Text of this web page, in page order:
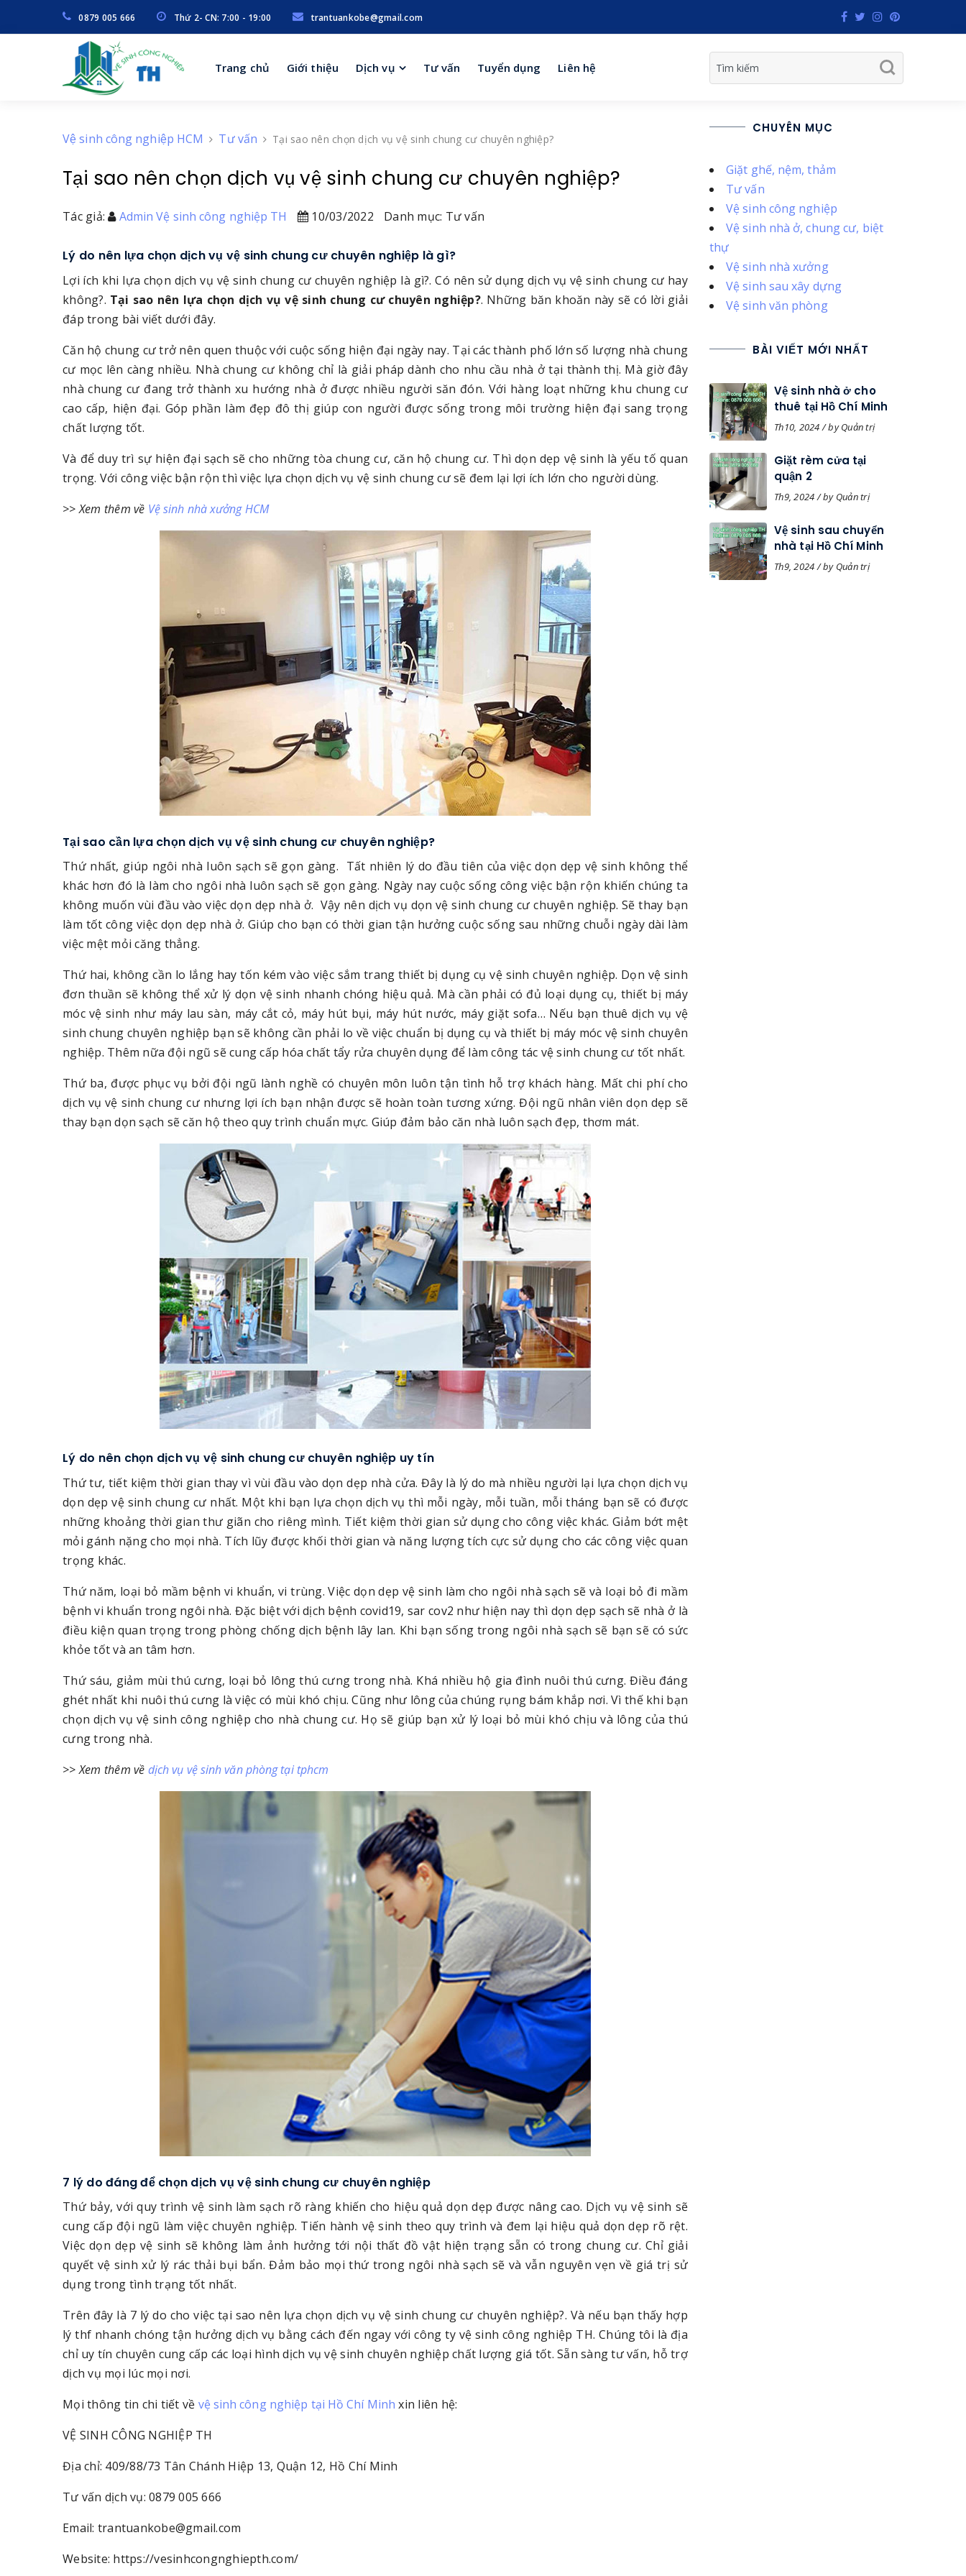
0879 005 666 Thứ 2- CN: 7:00 - 19:00 trantuankobe@gmail.com
Trang chủ Giới thiệu Dịch vụ Tư vấn Tuyển dụng Liên hệ
Vệ sinh công nghiệp HCM Tư vấn Tại sao nên chọn dịch vụ vệ sinh chung cư chuyên nghiệp?
Tại sao nên chọn dịch vụ vệ sinh chung cư chuyên nghiệp?
Tác giả: Admin Vệ sinh công nghiệp TH 10/03/2022 Danh mục: Tư vấn
Lý do nên lựa chọn dịch vụ vệ sinh chung cư chuyên nghiệp là gì?
Lợi ích khi lựa chọn dịch vụ vệ sinh chung cư chuyên nghiệp là gì?. Có nên sử dụng dịch vụ vệ sinh chung cư hay
không?. Tại sao nên lựa chọn dịch vụ vệ sinh chung cư chuyên nghiệp?. Những băn khoăn này sẽ có lời giải
đáp trong bài viết dưới đây.
Căn hộ chung cư trở nên quen thuộc với cuộc sống hiện đại ngày nay. Tại các thành phố lớn số lượng nhà chung
cư mọc lên càng nhiều. Nhà chung cư không chỉ là giải pháp dành cho nhu cầu nhà ở tại thành thị. Mà giờ đây
nhà chung cư đang trở thành xu hướng nhà ở được nhiều người săn đón. Với hàng loạt những khu chung cư
cao cấp, hiện đại. Góp phần làm đẹp đô thị giúp con người được sống trong môi trường hiện đại sang trọng
chất lượng tốt.
Và để duy trì sự hiện đại sạch sẽ cho những tòa chung cư, căn hộ chung cư. Thì dọn dẹp vệ sinh là yếu tố quan
trọng. Với công việc bận rộn thì việc lựa chọn dịch vụ vệ sinh chung cư sẽ đem lại lợi ích lớn cho người dùng.
>> Xem thêm về Vệ sinh nhà xưởng HCM
Tại sao cần lựa chọn dịch vụ vệ sinh chung cư chuyên nghiệp?
Thứ nhất, giúp ngôi nhà luôn sạch sẽ gọn gàng. Tất nhiên lý do đầu tiên của việc dọn dẹp vệ sinh không thể
khác hơn đó là làm cho ngôi nhà luôn sạch sẽ gọn gàng. Ngày nay cuộc sống công việc bận rộn khiến chúng ta
không muốn vùi đầu vào việc dọn dẹp nhà ở. Vậy nên dịch vụ dọn vệ sinh chung cư chuyên nghiệp. Sẽ thay bạn
làm tốt công việc dọn dẹp nhà ở. Giúp cho bạn có thời gian tận hưởng cuộc sống sau những chuỗi ngày dài làm
việc mệt mỏi căng thẳng.
Thứ hai, không cần lo lắng hay tốn kém vào việc sắm trang thiết bị dụng cụ vệ sinh chuyên nghiệp. Dọn vệ sinh
đơn thuần sẽ không thể xử lý dọn vệ sinh nhanh chóng hiệu quả. Mà cần phải có đủ loại dụng cụ, thiết bị máy
móc vệ sinh như máy lau sàn, máy cắt cỏ, máy hút bụi, máy hút nước, máy giặt sofa… Nếu bạn thuê dịch vụ vệ
sinh chung chuyên nghiệp bạn sẽ không cần phải lo về việc chuẩn bị dụng cụ và thiết bị máy móc vệ sinh chuyên
nghiệp. Thêm nữa đội ngũ sẽ cung cấp hóa chất tẩy rửa chuyên dụng để làm công tác vệ sinh chung cư tốt nhất.
Thứ ba, được phục vụ bởi đội ngũ lành nghề có chuyên môn luôn tận tình hỗ trợ khách hàng. Mất chi phí cho
dịch vụ vệ sinh chung cư nhưng lợi ích bạn nhận được sẽ hoàn toàn tương xứng. Đội ngũ nhân viên dọn dẹp sẽ
thay bạn dọn sạch sẽ căn hộ theo quy trình chuẩn mực. Giúp đảm bảo căn nhà luôn sạch đẹp, thơm mát.
Lý do nên chọn dịch vụ vệ sinh chung cư chuyên nghiệp uy tín
Thứ tư, tiết kiệm thời gian thay vì vùi đầu vào dọn dẹp nhà cửa. Đây là lý do mà nhiều người lại lựa chọn dịch vụ
dọn dẹp vệ sinh chung cư nhất. Một khi bạn lựa chọn dịch vụ thì mỗi ngày, mỗi tuần, mỗi tháng bạn sẽ có được
những khoảng thời gian thư giãn cho riêng mình. Tiết kiệm thời gian sử dụng cho công việc khác. Giảm bớt mệt
mỏi gánh nặng cho mọi nhà. Tích lũy được khối thời gian và năng lượng tích cực sử dụng cho các công việc quan
trọng khác.
Thứ năm, loại bỏ mầm bệnh vi khuẩn, vi trùng. Việc dọn dẹp vệ sinh làm cho ngôi nhà sạch sẽ và loại bỏ đi mầm
bệnh vi khuẩn trong ngôi nhà. Đặc biệt với dịch bệnh covid19, sar cov2 như hiện nay thì dọn dẹp sạch sẽ nhà ở là
điều kiện quan trọng trong phòng chống dịch bệnh lây lan. Khi bạn sống trong ngôi nhà sạch sẽ bạn sẽ có sức
khỏe tốt và an tâm hơn.
Thứ sáu, giảm mùi thú cưng, loại bỏ lông thú cưng trong nhà. Khá nhiều hộ gia đình nuôi thú cưng. Điều đáng
ghét nhất khi nuôi thú cưng là việc có mùi khó chịu. Cũng như lông của chúng rụng bám khắp nơi. Vì thế khi bạn
chọn dịch vụ vệ sinh công nghiệp cho nhà chung cư. Họ sẽ giúp bạn xử lý loại bỏ mùi khó chịu và lông của thú
cưng trong nhà.
>> Xem thêm về dịch vụ vệ sinh văn phòng tại tphcm
7 lý do đáng để chọn dịch vụ vệ sinh chung cư chuyên nghiệp
Thứ bảy, với quy trình vệ sinh làm sạch rõ ràng khiến cho hiệu quả dọn dẹp được nâng cao. Dịch vụ vệ sinh sẽ
cung cấp đội ngũ làm việc chuyên nghiệp. Tiến hành vệ sinh theo quy trình và đem lại hiệu quả dọn dẹp rõ rệt.
Việc dọn dẹp vệ sinh sẽ không làm ảnh hưởng tới nội thất đồ vật hiện trạng sẵn có trong chung cư. Chỉ giải
quyết vệ sinh xử lý rác thải bụi bẩn. Đảm bảo mọi thứ trong ngôi nhà sạch sẽ và vẫn nguyên vẹn về giá trị sử
dụng trong tình trạng tốt nhất.
Trên đây là 7 lý do cho việc tại sao nên lựa chọn dịch vụ vệ sinh chung cư chuyên nghiệp?. Và nếu bạn thấy hợp
lý thf nhanh chóng tận hưởng dịch vụ bằng cách đến ngay với công ty vệ sinh công nghiệp TH. Chúng tôi là địa
chỉ uy tín chuyên cung cấp các loại hình dịch vụ vệ sinh chuyên nghiệp chất lượng giá tốt. Sẵn sàng tư vấn, hỗ trợ
dịch vụ mọi lúc mọi nơi.
Mọi thông tin chi tiết về vệ sinh công nghiệp tại Hồ Chí Minh xin liên hệ:
VỆ SINH CÔNG NGHIỆP TH
Địa chỉ: 409/88/73 Tân Chánh Hiệp 13, Quận 12, Hồ Chí Minh
Tư vấn dịch vụ: 0879 005 666
Email: trantuankobe@gmail.com
Website: https://vesinhcongnghiepth.com/
CHUYÊN MỤC
Giặt ghế, nệm, thảm
Tư vấn
Vệ sinh công nghiệp
Vệ sinh nhà ở, chung cư, biệt
thự
Vệ sinh nhà xưởng
Vệ sinh sau xây dựng
Vệ sinh văn phòng
BÀI VIẾT MỚI NHẤT
Vệ sinh nhà ở cho
thuê tại Hồ Chí Minh
Th10, 2024 / by Quản trị
Giặt rèm cửa tại
quận 2
Th9, 2024 / by Quản trị
Vệ sinh sau chuyển
nhà tại Hồ Chí Minh
Th9, 2024 / by Quản trị